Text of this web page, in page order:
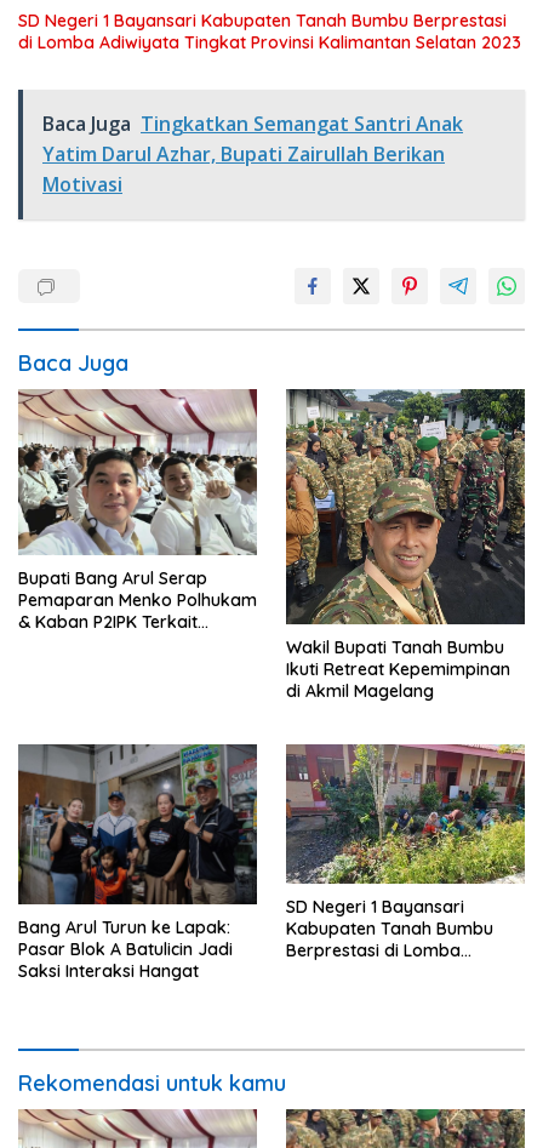
SD Negeri 1 Bayansari Kabupaten Tanah Bumbu Berprestasi
di Lomba Adiwiyata Tingkat Provinsi Kalimantan Selatan 2023
Baca Juga Tingkatkan Semangat Santri Anak
Yatim Darul Azhar, Bupati Zairullah Berikan
Motivasi
Baca Juga
Bupati Bang Arul Serap
Pemaparan Menko Polhukam
& Kaban P2IPK Terkait
Wakil Bupati Tanah Bumbu
Ikuti Retreat Kepemimpinan
di Akmil Magelang
Bang Arul Turun ke Lapak:
Pasar Blok A Batulicin Jadi
Saksi Interaksi Hangat
SD Negeri 1 Bayansari
Kabupaten Tanah Bumbu
Berprestasi di Lomba
Rekomendasi untuk kamu